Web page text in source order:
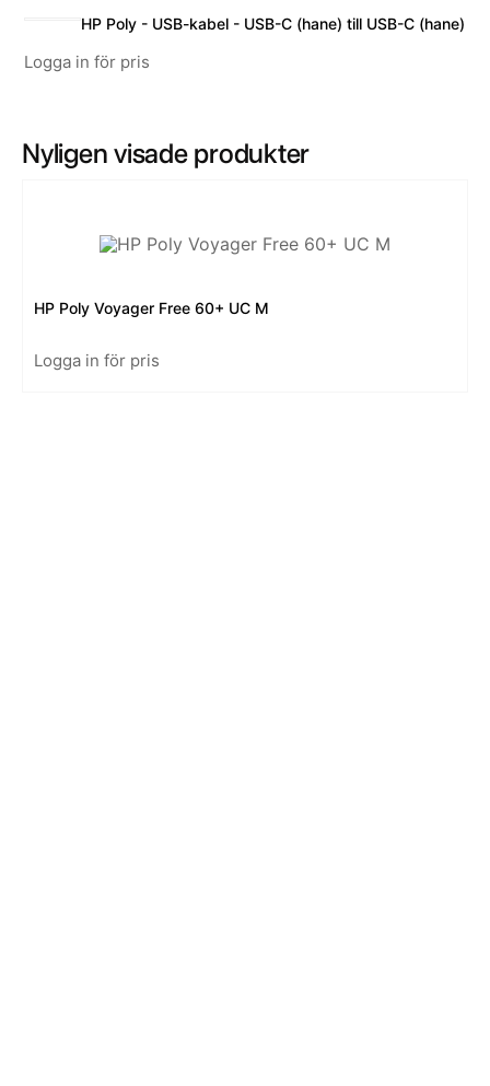
HP Poly - USB-kabel - USB-C (hane) till USB-C (hane)
Logga in för pris
Nyligen visade produkter
HP Poly Voyager Free 60+ UC M
Logga in för pris